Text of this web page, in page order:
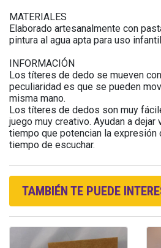
MATERIALES
Elaborado artesanalmente con
pintura al agua apta para uso
INFORMACIÓN
Los títeres de dedo se mueven
peculiaridad es que se pueden
misma mano.
Los títeres de dedos son muy
juego muy creativo. Ayudan a dejar
tiempo que potencian la expresión
tiempo de escuchar.
TAMBIÉN TE PUEDE